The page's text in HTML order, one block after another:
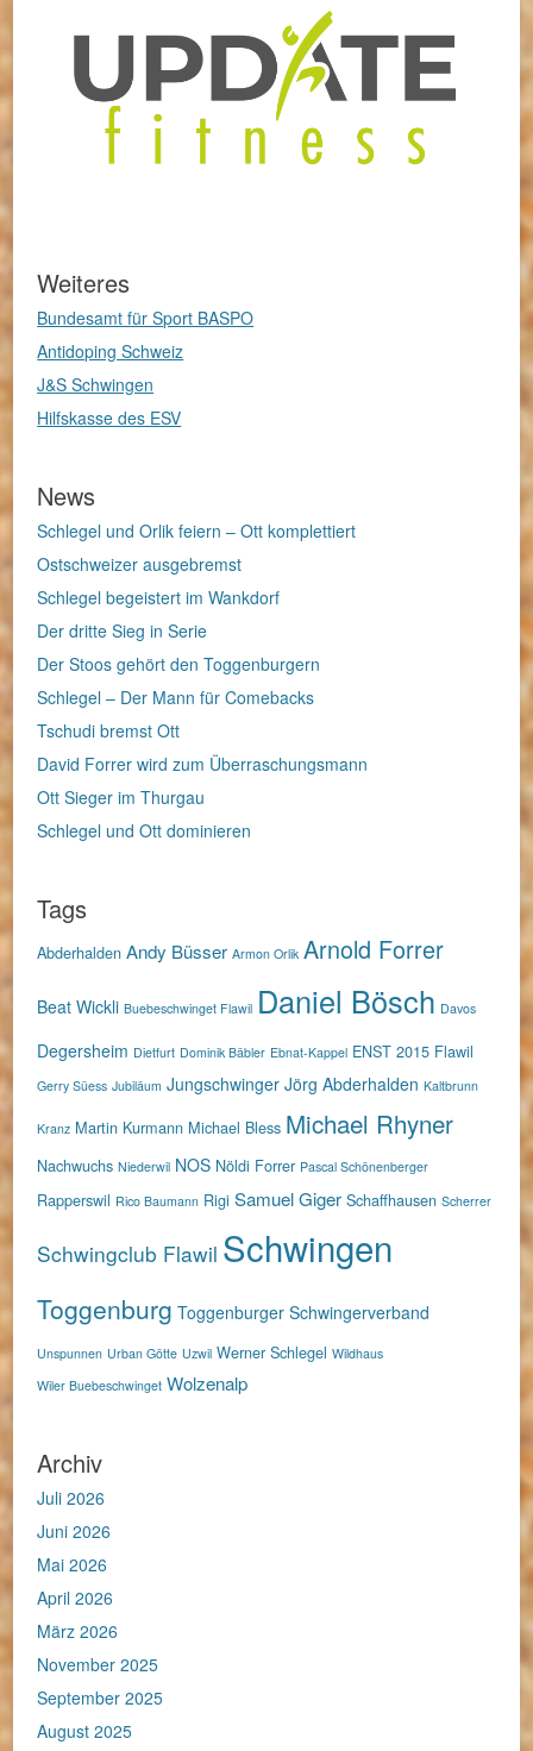
Weiteres
Bundesamt für Sport BASPO
Antidoping Schweiz
J&S Schwingen
Hilfskasse des ESV
News
Schlegel und Orlik feiern – Ott komplettiert
Ostschweizer ausgebremst
Schlegel begeistert im Wankdorf
Der dritte Sieg in Serie
Der Stoos gehört den Toggenburgern
Schlegel – Der Mann für Comebacks
Tschudi bremst Ott
David Forrer wird zum Überraschungsmann
Ott Sieger im Thurgau
Schlegel und Ott dominieren
Tags
Abderhalden Andy Büsser Armon Orlik Arnold Forrer
Beat Wickli Buebeschwinget Flawil Daniel Bösch Davos
Degersheim Dietfurt Dominik Bäbler Ebnat-Kappel ENST 2015 Flawil
Gerry Süess Jubiläum Jungschwinger Jörg Abderhalden Kaltbrunn
Kranz Martin Kurmann Michael Bless Michael Rhyner
Nachwuchs Niederwil NOS Nöldi Forrer Pascal Schönenberger
Rapperswil Rico Baumann Rigi Samuel Giger Schaffhausen Scherrer
Schwingclub Flawil Schwingen
Toggenburg Toggenburger Schwingerverband
Unspunnen Urban Götte Uzwil Werner Schlegel Wildhaus
Wiler Buebeschwinget Wolzenalp
Archiv
Juli 2026
Juni 2026
Mai 2026
April 2026
März 2026
November 2025
September 2025
August 2025